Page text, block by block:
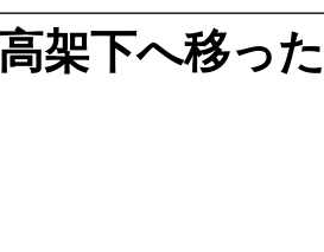
高架下へ移っ